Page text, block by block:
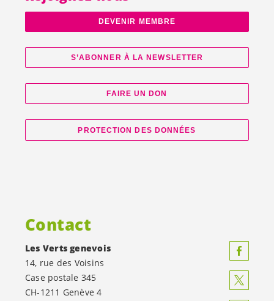
DEVENIR MEMBRE
S’ABONNER À LA NEWSLETTER
FAIRE UN DON
PROTECTION DES DONNÉES
Contact
Les Verts genevois
14, rue des Voisins
Case postale 345
CH-1211 Genève 4